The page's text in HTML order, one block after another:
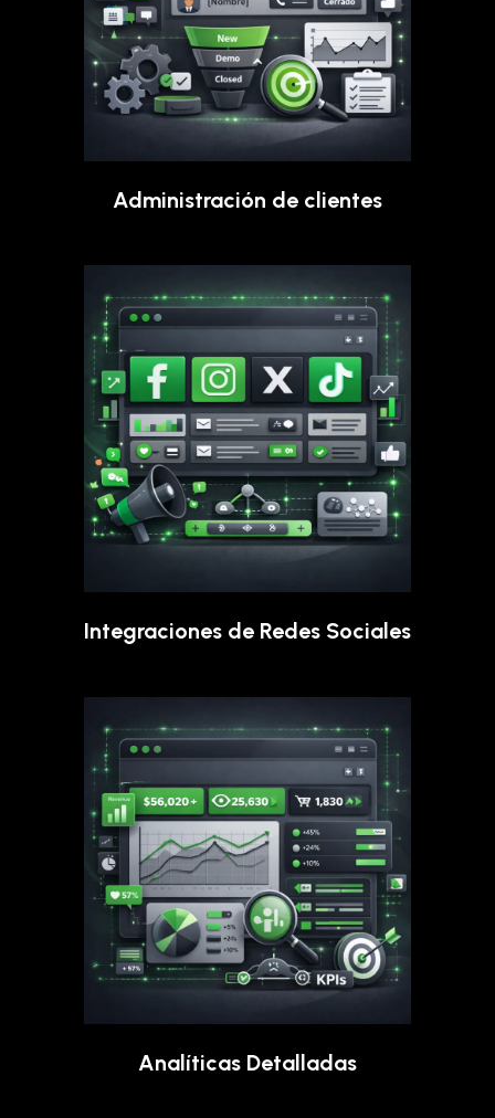
Administración de clientes
Integraciones de Redes Sociales
Analíticas Detalladas